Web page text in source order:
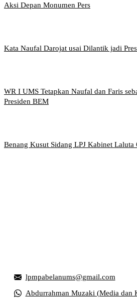
Aksi Depan Monumen Pers
Kata Naufal Darojat usai Dilantik jadi
WR I UMS Tetapkan Naufal dan Faris
Presiden BEM
Benang Kusut Sidang LPJ Kabinet Laluta
lpmpabelanums@gmail.com
Abdurrahman Muzaki (Media dan